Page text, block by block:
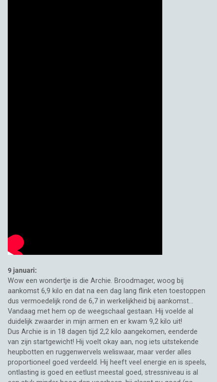
9 januari:
Wow een wondertje is die Archie. Broodmager, woog bij
aankomst 6,9 kilo en dat na een dag lang flink eten toestoppen
dus vermoedelijk rond de 6,7 in werkelijkheid bij aankomst...
Vandaag met hem op de weegschaal gestaan. Hij voelde al
duidelijk zwaarder in mijn armen en er kwam 9,2 kilo uit!
Dus Archie is in 18 dagen tijd 2,2 kilo aangekomen, eenderde
van zijn startgewicht! Hij voelt okay aan, nog iets uitstekende
heupbotten en ruggenwervels weliswaar, maar verder alles
proportioneel goed verdeeld. Hij heeft veel energie en is speels,
ontlasting is goed en eetlust meestal goed, stressniveau is al